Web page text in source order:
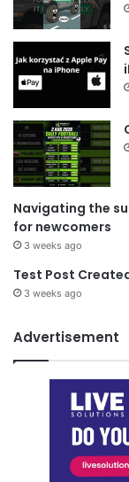
Navigating the
for newcomers
3 weeks ago
Test Post
3 weeks ago
Advertisement